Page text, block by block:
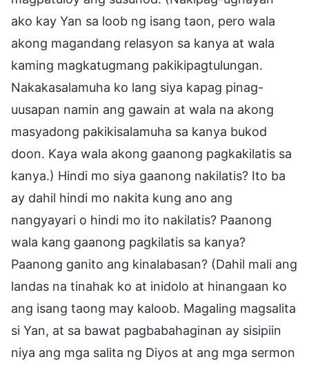
ako kay Yan sa loob ng isang taon, pero wala
akong magandang relasyon sa kanya at wala
kaming magkatugmang pakikipagtulungan.
Nakakasalamuha ko lang siya kapag pinag-
uusapan namin ang gawain at wala na akong
masyadong pakikisalamuha sa kanya bukod
doon. Kaya wala akong gaanong pagkakilatis sa
kanya.) Hindi mo siya gaanong nakilatis? Ito ba
ay dahil hindi mo nakita kung ano ang
nangyayari o hindi mo ito nakilatis? Paanong
wala kang gaanong pagkilatis sa kanya?
Paanong ganito ang kinalabasan? (Dahil mali ang
landas na tinahak ko at inidolo at hinangaan ko
ang isang taong may kaloob. Magaling magsalita
si Yan, at sa bawat pagbabahaginan ay sisipiin
niya ang mga salita ng Diyos at ang mga sermon